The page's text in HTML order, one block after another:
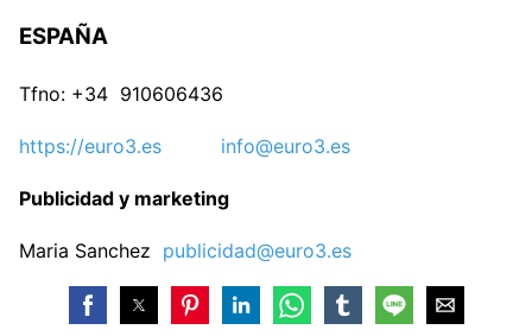
ESPAÑA
Tfno: +34 910606436
https://euro3.es info@euro3.es
Publicidad y marketing
Maria Sanchez publicidad@euro3.es